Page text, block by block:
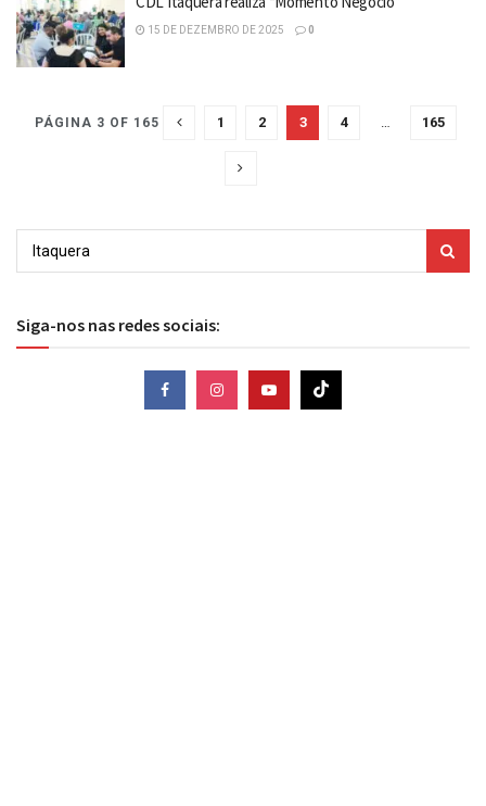
15 DE DEZEMBRO DE 2025 0
PÁGINA 3 OF 165 1 2 3 4 … 165
Siga-nos nas redes sociais: